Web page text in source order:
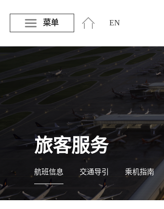
菜单 EN
旅客服务
航班信息 交通导引 乘机指南